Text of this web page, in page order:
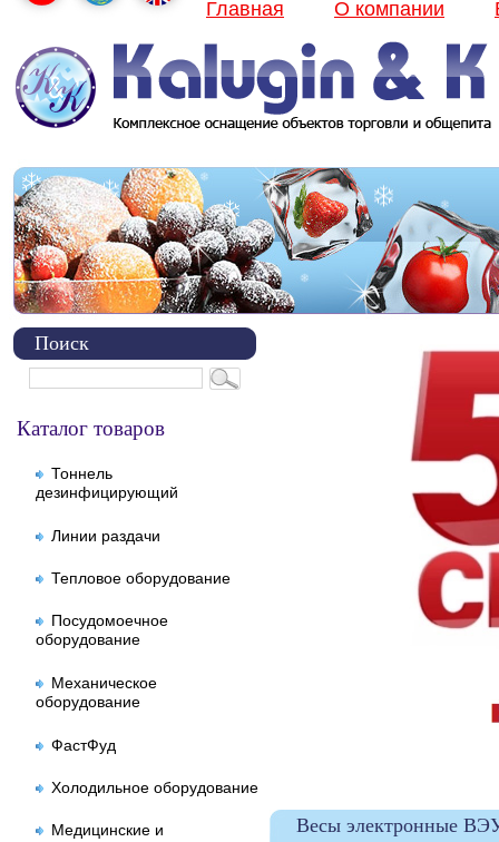
Главная О компании
Поиск
Каталог товаров
Тоннель
дезинфицирующий
Линии раздачи
Тепловое оборудование
Посудомоечное
оборудование
Механическое
оборудование
ФастФуд
Холодильное оборудование
Медицинские и Весы электронные